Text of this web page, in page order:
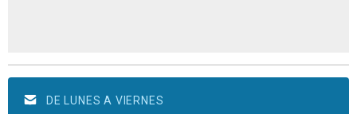
DE LUNES A VIERNES